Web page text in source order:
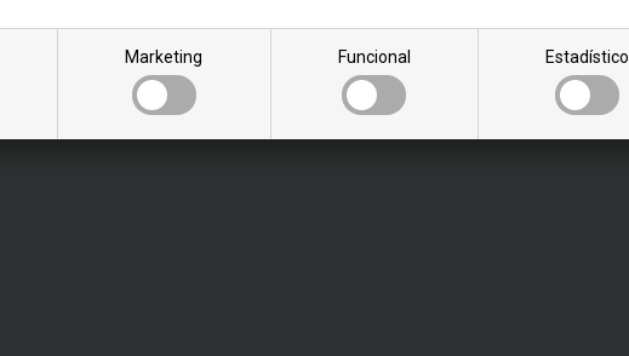
Marketing Funcional Estadístico